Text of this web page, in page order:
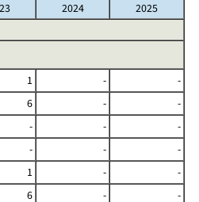
2024
2025
1 -
-
6 -
-
- -
-
- -
-
1 -
-
6 -
-